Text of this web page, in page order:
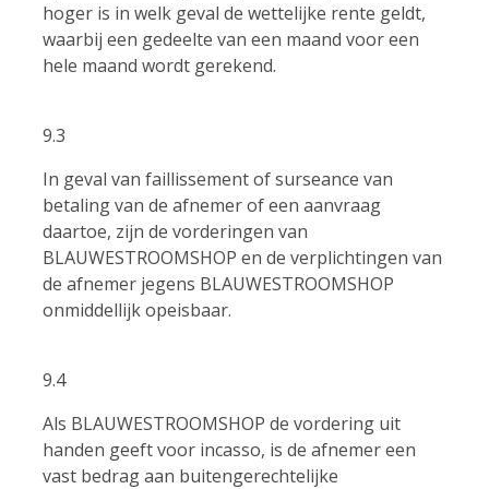
hoger is in welk geval de wettelijke rente geldt,
waarbij een gedeelte van een maand voor een
hele maand wordt gerekend.
9.3
In geval van faillissement of surseance van
betaling van de afnemer of een aanvraag
daartoe, zijn de vorderingen van
BLAUWESTROOMSHOP en de verplichtingen van
de afnemer jegens BLAUWESTROOMSHOP
onmiddellijk opeisbaar.
9.4
Als BLAUWESTROOMSHOP de vordering uit
handen geeft voor incasso, is de afnemer een
vast bedrag aan buitengerechtelijke